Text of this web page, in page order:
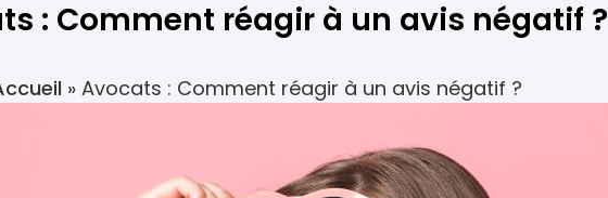
: Comment réagir à un avis négatif ?
» Avocats : Comment réagir à un avis négatif ?